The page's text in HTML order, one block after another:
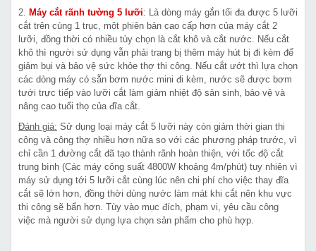
2. Máy cắt rãnh tường 5 lưỡi: Là dòng máy gắn tối đa được 5 lưỡi
cắt trên cùng 1 trục, một phiên bản cao cấp hơn của máy cắt 2
lưỡi, đồng thời có nhiều tùy chọn là cắt khô và cắt nước. Nếu cắt
khô thì người sử dụng vẫn phải trang bị thêm máy hút bị đi kèm để
giảm bụi và bảo vệ sức khỏe thợ thi công. Nếu cắt ướt thì lựa chọn
các dòng máy có sẵn bơm nước mini đi kèm, nước sẽ được bơm
tưới trực tiếp vào lưỡi cắt làm giảm nhiệt độ sản sinh, bảo vệ và
nâng cao tuổi thọ của đĩa cắt.
Đánh giá: Sử dụng loại máy cắt 5 lưỡi này còn giảm thời gian thi
công và công thợ nhiều hơn nữa so với các phương pháp trước, vì
chỉ cần 1 đường cắt đã tạo thành rãnh hoàn thiện, với tốc độ cắt
trung bình (Các máy công suất 4800W khoảng 4m/phút) tuy nhiên vì
máy sử dụng tới 5 lưỡi cắt cùng lúc nên chi phí cho việc thay đĩa
cắt sẽ lớn hơn, đồng thời dùng nước làm mát khi cắt nên khu vực
thi công sẽ bẩn hơn. Tùy vào mục đích, phạm vi, yêu cầu công
việc mà người sử dụng lựa chọn sản phẩm cho phù hợp.